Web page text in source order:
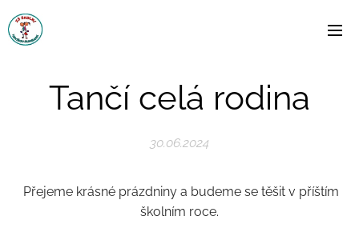
Tančí celá rodina
30.06.2024
Přejeme krásné prázdniny a budeme se těšit v příštím
školním roce.